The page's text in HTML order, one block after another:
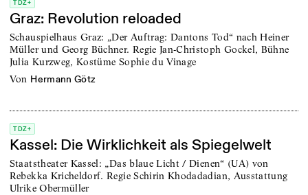
TDZ+
Graz: Revolution reloaded
Schauspielhaus Graz: „Der Auftrag: Dantons Tod“ nach Heiner
Müller und Georg Büchner. Regie Jan-Christoph Gockel, Bühne
Julia Kurzweg, Kostüme Sophie du Vinage
von Hermann Götz
TDZ+
Kassel: Die Wirklichkeit als Spiegelwelt
Staatstheater Kassel: „Das blaue Licht / Dienen“ (UA) von
Rebekka Kricheldorf. Regie Schirin Khodadadian, Ausstattung
Ulrike Obermüller